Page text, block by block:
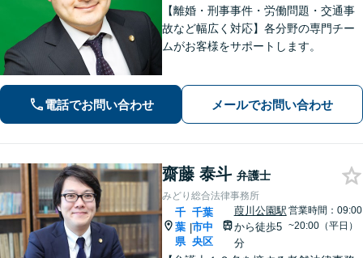
【離婚・刑事事件・労働問題・交通事
故など幅広く対応】各分野の専門チー
ムがお客様をサポートします。
電話でお問い合わせ メールでお問い合わせ
齋藤 泰斗 弁護士
みどり総合法律事務所
千
葉
県
|
千葉
市中
央区
葭川公園駅
から徒歩5
分
営業時間：09:00
~20:00（平日）